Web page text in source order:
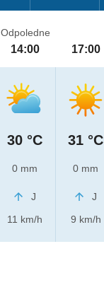
Odpoledne
14:00
30 °C
0 mm
J
11 km/h
17:00
31 °C
0 mm
J
9 km/h